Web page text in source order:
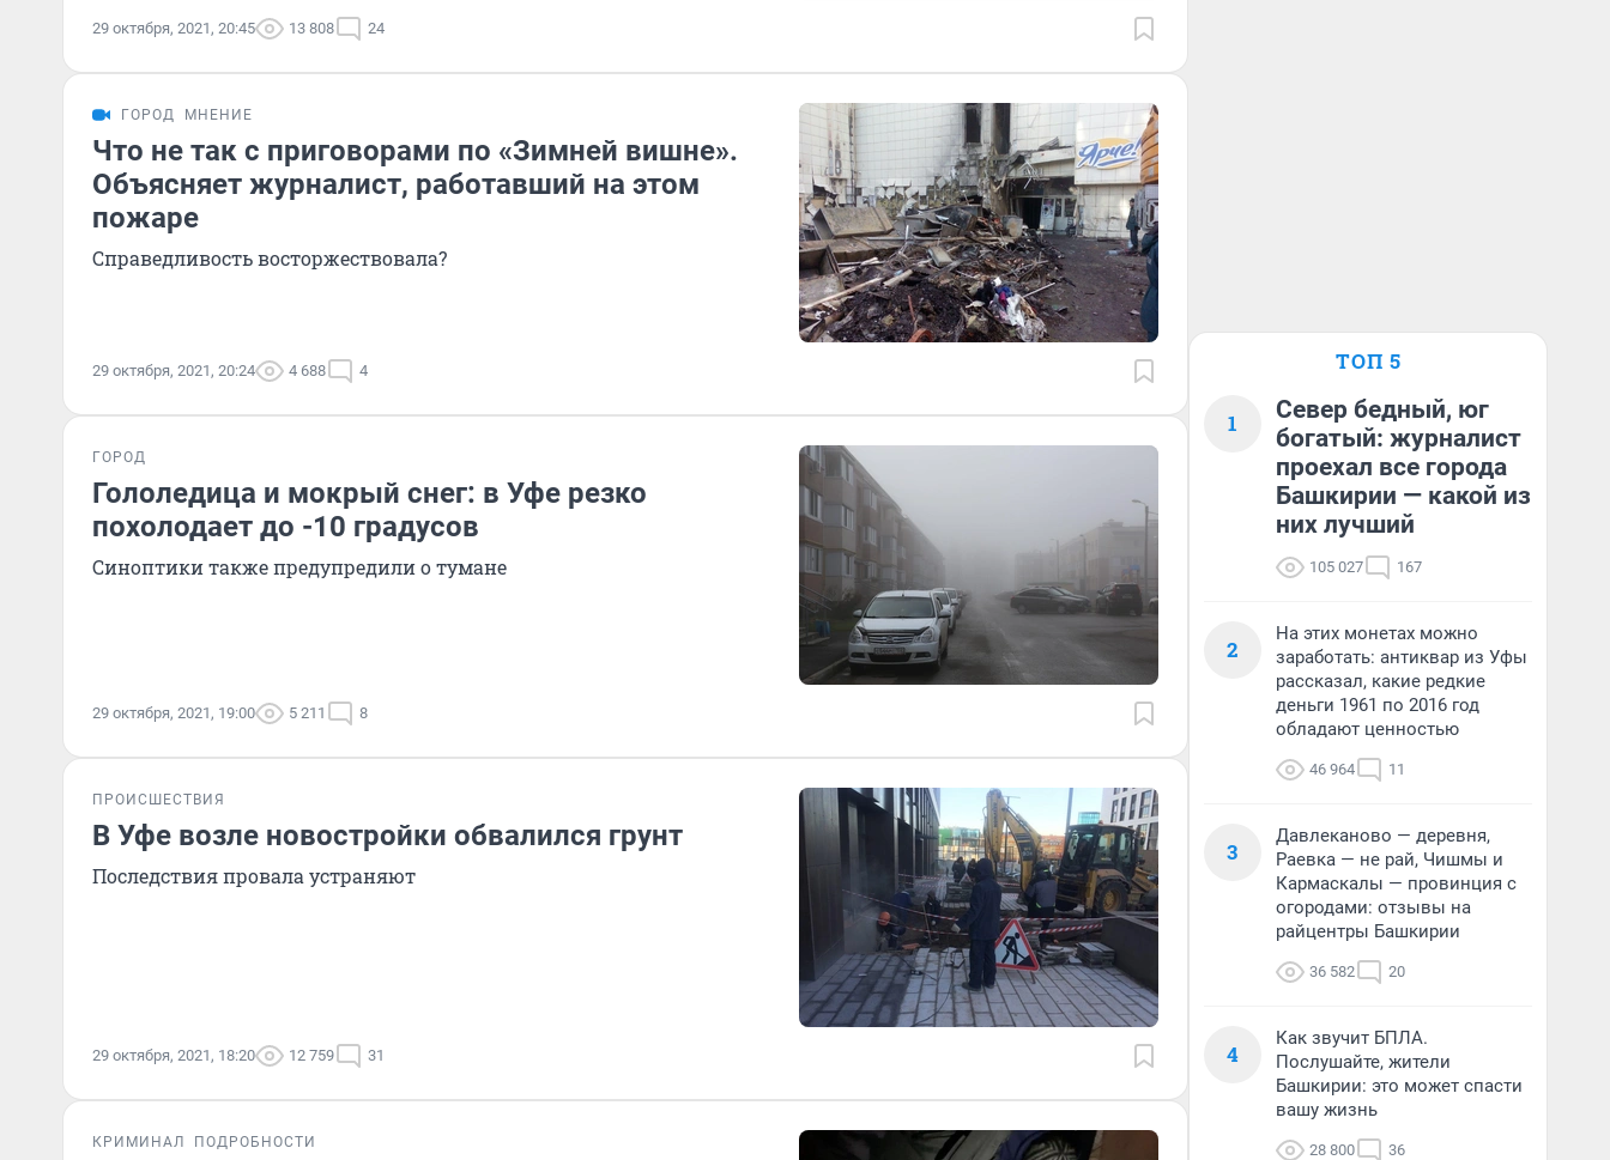
29 октября, 2021, 20:45 13 808 24
ГОРОД МНЕНИЕ
Что не так с приговорами по «Зимней вишне».
Объясняет журналист, работавший на этом
пожаре
Справедливость восторжествовала?
29 октября, 2021, 20:24 4 688 4
ГОРОД
Гололедица и мокрый снег: в Уфе резко
похолодает до -10 градусов
Синоптики также предупредили о тумане
29 октября, 2021, 19:00 5 211 8
ПРОИСШЕСТВИЯ
В Уфе возле новостройки обвалился грунт
Последствия провала устраняют
29 октября, 2021, 18:20 12 759 31
КРИМИНАЛ ПОДРОБНОСТИ
ТОП 5
1
Север бедный, юг
богатый: журналист
проехал все города
Башкирии — какой из
них лучший
105 027 167
2
На этих монетах можно
заработать: антиквар из Уфы
рассказал, какие редкие
деньги 1961 по 2016 год
обладают ценностью
46 964 11
3
Давлеканово — деревня,
Раевка — не рай, Чишмы и
Кармаскалы — провинция с
огородами: отзывы на
райцентры Башкирии
36 582 20
4
Как звучит БПЛА.
Послушайте, жители
Башкирии: это может спасти
вашу жизнь
28 800 36